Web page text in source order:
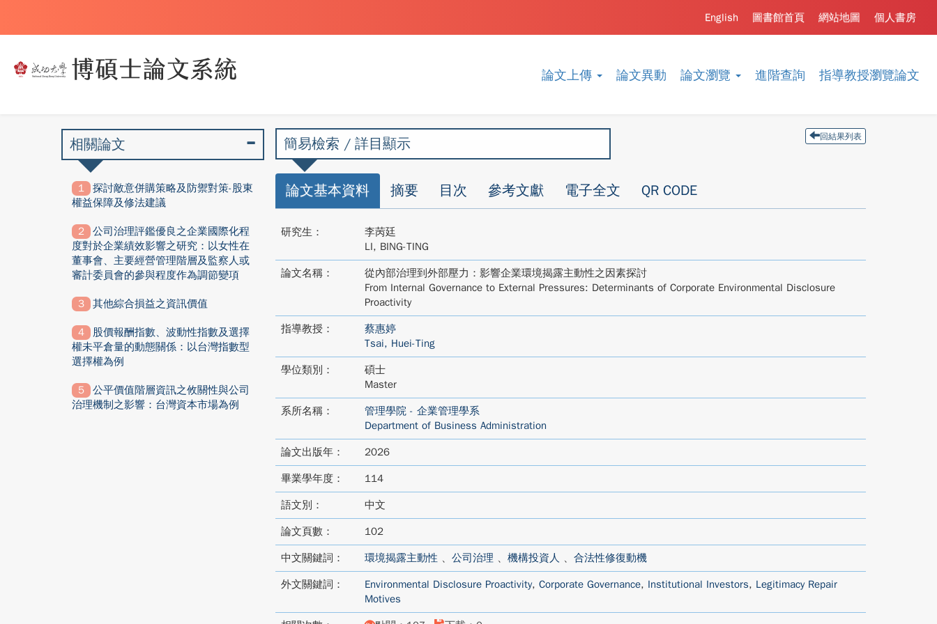
論文上傳 論文異動 論文瀏覽 進階查詢 指導教授瀏覽論文
個人書房
網站地圖
圖書館首頁
English
簡易檢索 / 詳目顯示 回結果列表
論文基本資料 摘要 目次 參考文獻 電子全文 QR CODE
研究生：
李苪廷
LI, BING-TING
論文名稱：
從內部治理到外部壓力：影響企業環境揭露主動性之因素探討
From Internal Governance to External Pressures: Determinants of Corporate Environmental Disclosure
Proactivity
指導教授：
蔡惠婷
Tsai, Huei-Ting
學位類別：
碩士
Master
系所名稱：
管理學院 - 企業管理學系
Department of Business Administration
論文出版年： 2026
畢業學年度： 114
語文別： 中文
論文頁數： 102
中文關鍵詞： 環境揭露主動性 、 公司治理 、 機構投資人 、 合法性修復動機
外文關鍵詞： Environmental Disclosure Proactivity, Corporate Governance, Institutional Investors, Legitimacy Repair
Motives
相關論文
探討敵意併購策略及防禦對策-股東
權益保障及修法建議
公司治理評鑑優良之企業國際化程
度對於企業績效影響之研究：以女性在
董事會、主要經營管理階層及監察人或
審計委員會的參與程度作為調節變項
其他綜合損益之資訊價值
股價報酬指數、波動性指數及選擇
權未平倉量的動態關係：以台灣指數型
選擇權為例
公平價值階層資訊之攸關性與公司
治理機制之影響：台灣資本市場為例